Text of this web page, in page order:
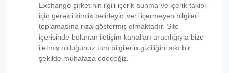
Exchange şirketinin ilgili içerik sunma ve içerik takibi
için gerekli kimlik belirleyici veri içermeyen bilgileri
toplamasına rıza göstermiş olmaktadır. Site
içerisinde bulunan iletişim kanalları aracılığıyla bize
iletmiş olduğunuz tüm bilgilerin gizliliğini sıkı bir
şekilde muhafaza edeceğiz.